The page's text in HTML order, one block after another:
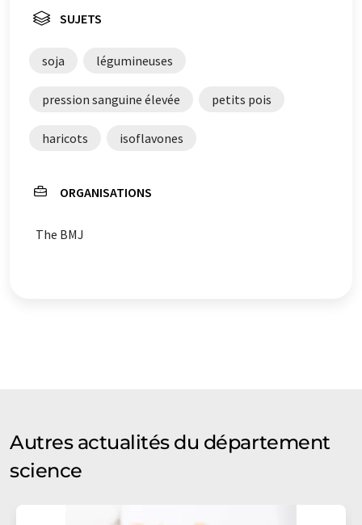
SUJETS
soja légumineuses
pression sanguine élevée petits pois
haricots isoflavones
ORGANISATIONS
The BMJ
Autres actualités du département
science